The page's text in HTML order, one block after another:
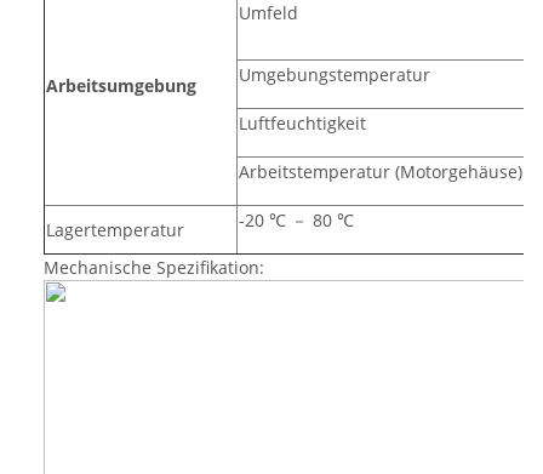
Arbeitsumgebung
Umfeld
Umgebungstemperatur
Luftfeuchtigkeit
Arbeitstemperatur (Motorgehäuse)
Lagertemperatur -20 ℃ － 80 ℃
Mechanische Spezifikation: